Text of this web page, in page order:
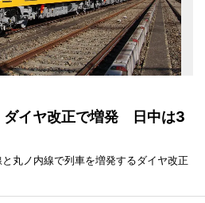
ダイヤ改正で増発 日中は3
丸ノ内線で列車を増発するダイヤ改正